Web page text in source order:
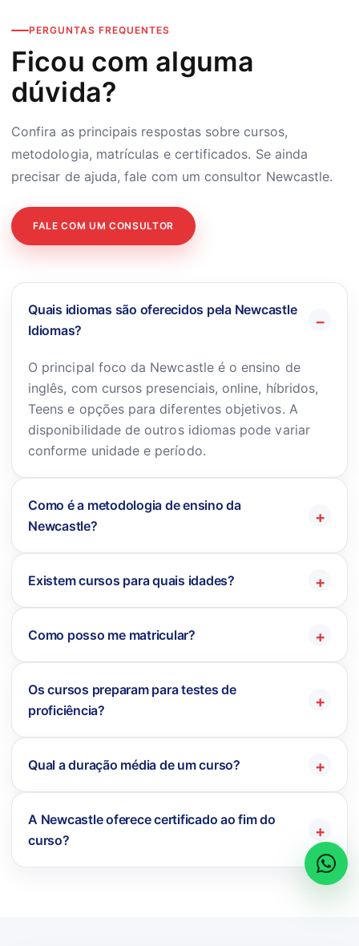
PERGUNTAS FREQUENTES
Ficou com alguma
dúvida?
Confira as principais respostas sobre cursos,
metodologia, matrículas e certificados. Se ainda
precisar de ajuda, fale com um consultor Newcastle.
FALE COM UM CONSULTOR
Quais idiomas são oferecidos pela Newcastle
Idiomas?
O principal foco da Newcastle é o ensino de
inglês, com cursos presenciais, online, híbridos,
Teens e opções para diferentes objetivos. A
disponibilidade de outros idiomas pode variar
conforme unidade e período.
Como é a metodologia de ensino da
Newcastle?
Existem cursos para quais idades?
Como posso me matricular?
Os cursos preparam para testes de
proficiência?
Qual a duração média de um curso?
A Newcastle oferece certificado ao fim do
curso?